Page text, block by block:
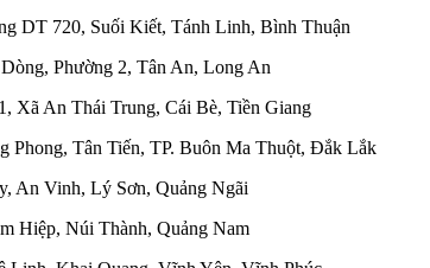
DT 720, Suối Kiết, Tánh Linh, Bình Thuận
Phường 2, Tân An, Long An
Xã An Thái Trung, Cái Bè, Tiền Giang
Phong, Tân Tiến, TP. Buôn Ma Thuột, Đắk Lắk
An Vinh, Lý Sơn, Quảng Ngãi
Hiệp, Núi Thành, Quảng Nam